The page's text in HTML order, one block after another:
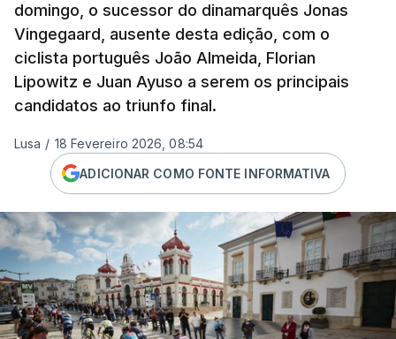
domingo, o sucessor do dinamarquês Jonas
Vingegaard, ausente desta edição, com o
ciclista português João Almeida, Florian
Lipowitz e Juan Ayuso a serem os principais
candidatos ao triunfo final.
Lusa / 18 Fevereiro 2026, 08:54
ADICIONAR COMO FONTE INFORMATIVA